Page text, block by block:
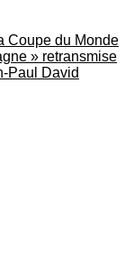
Coupe du Monde
» retransmise
Paul David